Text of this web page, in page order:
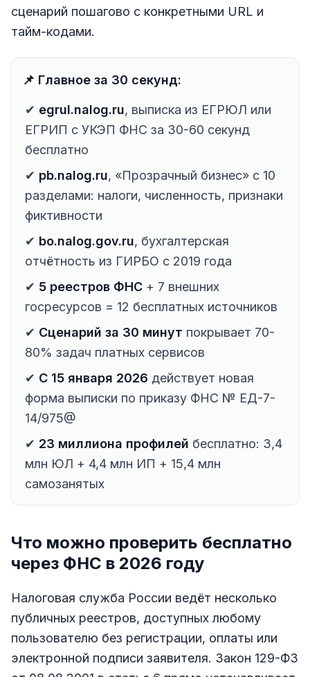
сценарий пошагово с конкретными URL и
тайм-кодами.
📌 Главное за 30 секунд:
✔ egrul.nalog.ru, выписка из ЕГРЮЛ или
ЕГРИП с УКЭП ФНС за 30-60 секунд
бесплатно
✔ pb.nalog.ru, «Прозрачный бизнес» с 10
разделами: налоги, численность, признаки
фиктивности
✔ bo.nalog.gov.ru, бухгалтерская
отчётность из ГИРБО с 2019 года
✔ 5 реестров ФНС + 7 внешних
госресурсов = 12 бесплатных источников
✔ Сценарий за 30 минут покрывает 70-
80% задач платных сервисов
✔ С 15 января 2026 действует новая
форма выписки по приказу ФНС № ЕД-7-
14/975@
✔ 23 миллиона профилей бесплатно: 3,4
млн ЮЛ + 4,4 млн ИП + 15,4 млн
самозанятых
Что можно проверить бесплатно
через ФНС в 2026 году
Налоговая служба России ведёт несколько
публичных реестров, доступных любому
пользователю без регистрации, оплаты или
электронной подписи заявителя. Закон 129-ФЗ